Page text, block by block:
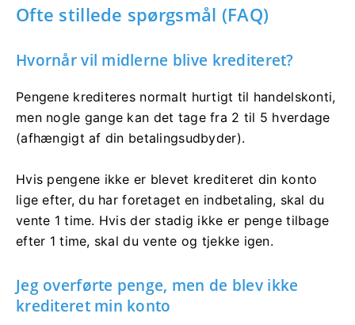
Ofte stillede spørgsmål (FAQ)
Hvornår vil midlerne blive krediteret?
Pengene krediteres normalt hurtigt til handelskonti,
men nogle gange kan det tage fra 2 til 5 hverdage
(afhængigt af din betalingsudbyder).
Hvis pengene ikke er blevet krediteret din konto
lige efter, du har foretaget en indbetaling, skal du
vente 1 time. Hvis der stadig ikke er penge tilbage
efter 1 time, skal du vente og tjekke igen.
Jeg overførte penge, men de blev ikke
krediteret min konto